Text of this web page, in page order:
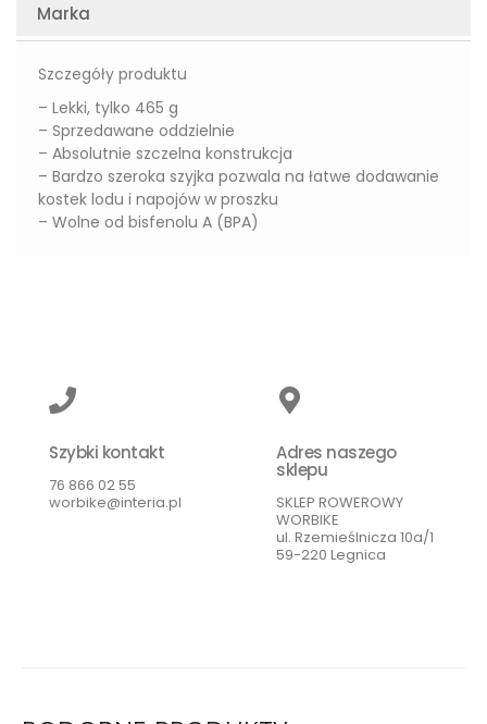
Marka
Szczegóły produktu
– Lekki, tylko 465 g
– Sprzedawane oddzielnie
– Absolutnie szczelna konstrukcja
– Bardzo szeroka szyjka pozwala na łatwe dodawanie
kostek lodu i napojów w proszku
– Wolne od bisfenolu A (BPA)
Szybki kontakt
76 866 02 55
worbike@interia.pl
Adres naszego
sklepu
SKLEP ROWEROWY
WORBIKE
ul. Rzemieślnicza 10a/1
59-220 Legnica